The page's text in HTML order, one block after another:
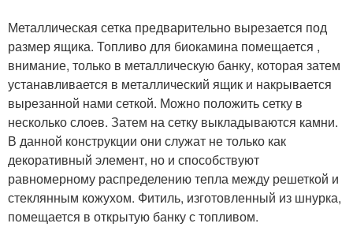
Металлическая сетка предварительно вырезается под
размер ящика. Топливо для биокамина помещается ,
внимание, только в металлическую банку, которая затем
устанавливается в металлический ящик и накрывается
вырезанной нами сеткой. Можно положить сетку в
несколько слоев. Затем на сетку выкладываются камни.
В данной конструкции они служат не только как
декоративный элемент, но и способствуют
равномерному распределению тепла между решеткой и
стеклянным кожухом. Фитиль, изготовленный из шнурка,
помещается в открытую банку с топливом.